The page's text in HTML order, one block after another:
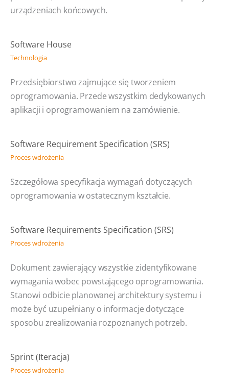
urządzeniach końcowych.
Software House
Technologia
Przedsiębiorstwo zajmujące się tworzeniem
oprogramowania. Przede wszystkim dedykowanych
aplikacji i oprogramowaniem na zamówienie.
Software Requirement Specification (SRS)
Proces wdrożenia
Szczegółowa specyfikacja wymagań dotyczących
oprogramowania w ostatecznym kształcie.
Software Requirements Specification (SRS)
Proces wdrożenia
Dokument zawierający wszystkie zidentyfikowane
wymagania wobec powstającego oprogramowania.
Stanowi odbicie planowanej architektury systemu i
może być uzupełniany o informacje dotyczące
sposobu zrealizowania rozpoznanych potrzeb.
Sprint (Iteracja)
Proces wdrożenia